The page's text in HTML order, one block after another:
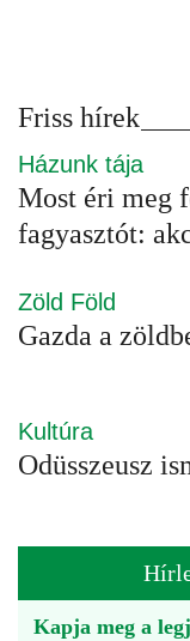
Friss hírek
Házunk tája
Most éri meg
fagyasztót:
Zöld Föld
Gazda a
Kultúra
Odüsszeusz
Kapja meg a